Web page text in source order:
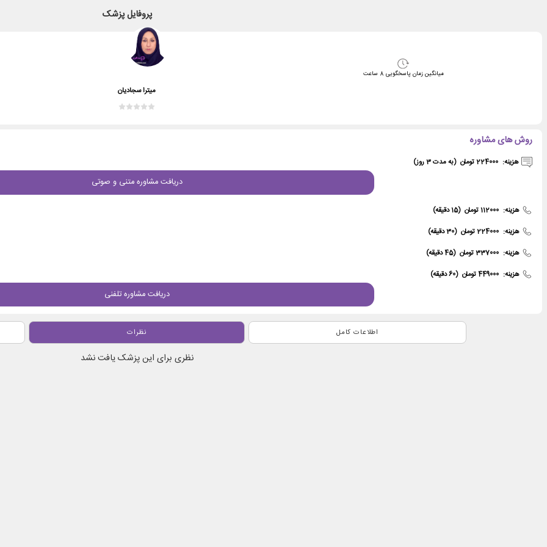
پروفایل پزشک
میانگین زمان پاسخگویی 8 ساعت
میترا سجادیان
روش های مشاوره
هزینه: 224000 تومان (به مدت 3 روز)
دریافت مشاوره متنی و صوتی
هزینه: 112000 تومان
(15 دقیقه)
هزینه: 224000 تومان
(30 دقیقه)
هزینه: 337000 تومان
(45 دقیقه)
هزینه: 449000 تومان (60 دقیقه)
دریافت مشاوره تلفنی
اطلاعات کامل نظرات
نظری برای این پزشک یافت نشد